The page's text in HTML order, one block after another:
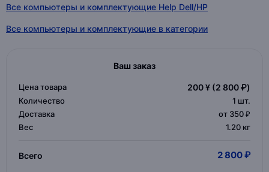
Все компьютеры и комплектующие Help Dell/HP
Все компьютеры и комплектующие в категории
Ваш заказ
Цена товара 200 ¥ (2 800 ₽)
Количество 1 шт.
Доставка
от 350 ₽
Вес
1.20 кг
Всего 2 800 ₽